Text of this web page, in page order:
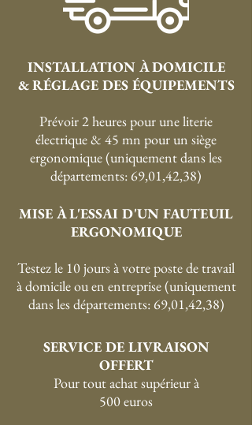
INSTALLATION À DOMICILE
& RÉGLAGE DES ÉQUIPEMENTS
Prévoir 2 heures pour une literie
électrique & 45 mn pour un siège
ergonomique (uniquement dans les
départements: 69,01,42,38)
MISE À L'ESSAI D'UN FAUTEUIL
ERGONOMIQUE
Testez le 10 jours à votre poste de travail
à domicile ou en entreprise (uniquement
dans les départements: 69,01,42,38)
SERVICE DE LIVRAISON
OFFERT
Pour tout achat supérieur à
500 euros